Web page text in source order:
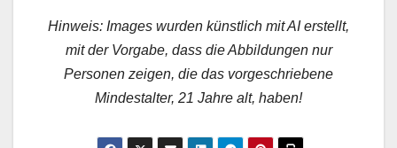
Hinweis: Images wurden künstlich mit AI erstellt,
mit der Vorgabe, dass die Abbildungen nur
Personen zeigen, die das vorgeschriebene
Mindestalter, 21 Jahre alt, haben!